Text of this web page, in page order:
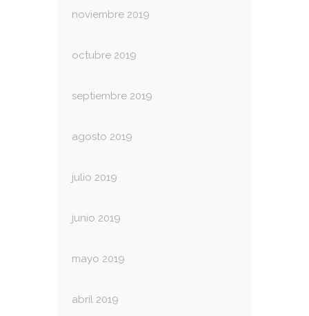
noviembre 2019
octubre 2019
septiembre 2019
agosto 2019
julio 2019
junio 2019
mayo 2019
abril 2019